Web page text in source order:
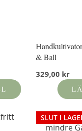
& Ball
329,00 kr
SLUT I